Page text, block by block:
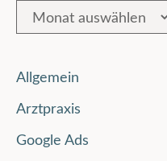
Allgemein
Arztpraxis
Google Ads